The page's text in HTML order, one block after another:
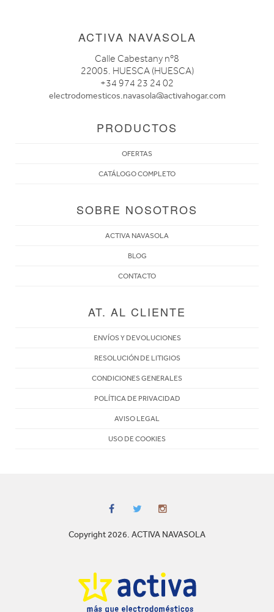
ACTIVA NAVASOLA
Calle Cabestany nº8
22005. HUESCA (HUESCA)
+34 974 23 24 02
electrodomesticos.navasola@activahogar.com
PRODUCTOS
OFERTAS
CATÁLOGO COMPLETO
SOBRE NOSOTROS
ACTIVA NAVASOLA
BLOG
CONTACTO
AT. AL CLIENTE
ENVÍOS Y DEVOLUCIONES
RESOLUCIÓN DE LITIGIOS
CONDICIONES GENERALES
POLÍTICA DE PRIVACIDAD
AVISO LEGAL
USO DE COOKIES
Copyright 2026. ACTIVA NAVASOLA